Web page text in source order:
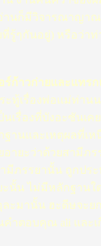
านก็มีวิจารณาญาณ
ที่รู้ๆกันอยู่) หรือว่า
อร์ก้าวก่ายและแทร
ะทู้เรื่องพ่อแม่ท่า
นเรื่องที่บังอะซัน
ฐานและเหตุผลที่เ
อายะว่าด้วยสามีภ
ามีภรรยานั้น ถูกป
นั้น ไม่มีหลักฐานใ
ะมานั้น ฮะดีษจะย
ำตอบคุณ ali และเ